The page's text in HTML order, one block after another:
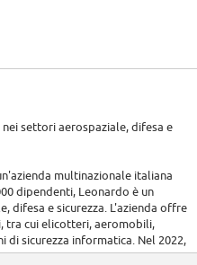
settori aerospaziale, difesa e
multinazionale italiana
dipendenti, Leonardo è un
difesa e sicurezza. L'azienda offre
tra cui elicotteri, aeromobili,
sicurezza informatica. Nel 2022,
miliardi di euro.